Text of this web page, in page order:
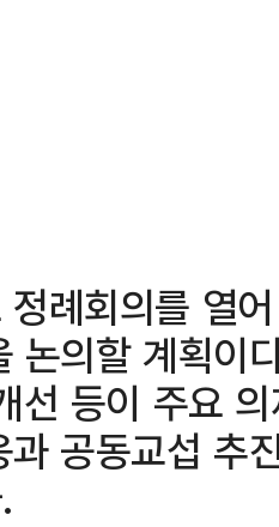
례회의를 열
논의할 계획이
선 등이 주요
공동교섭 추